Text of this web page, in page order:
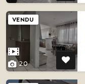
20
VENDU